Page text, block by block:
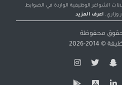
الشواغر الوظيفية الواردة في الضوابط
وزاري. اعرف المزيد
محفوظة
© 2014-2026